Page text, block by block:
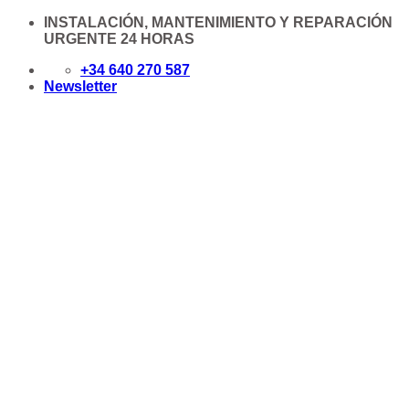
Saltar
INSTALACIÓN, MANTENIMIENTO Y REPARACIÓN
URGENTE 24 HORAS
+34 640 270 587
Newsletter